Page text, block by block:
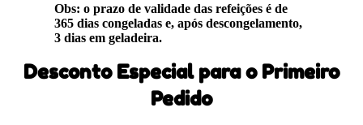
Obs: o prazo de validade das refeições é de
365 dias congeladas e, após descongelamento,
3 dias em geladeira.
Desconto Especial para o Primeiro
Pedido